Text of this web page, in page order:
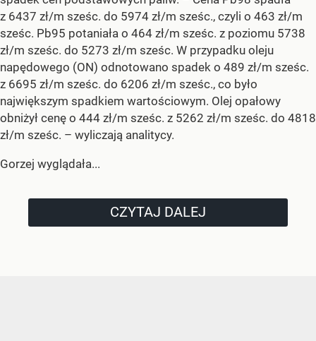
z 6437 zł/m sześc. do 5974 zł/m sześc., czyli o 463 zł/m
sześc. Pb95 potaniała o 464 zł/m sześc. z poziomu 5738
zł/m sześc. do 5273 zł/m sześc. W przypadku oleju
napędowego (ON) odnotowano spadek o 489 zł/m sześc.
z 6695 zł/m sześc. do 6206 zł/m sześc., co było
największym spadkiem wartościowym. Olej opałowy
obniżył cenę o 444 zł/m sześc. z 5262 zł/m sześc. do 4818
zł/m sześc. – wyliczają analitycy.
Gorzej wyglądała...
CZYTAJ DALEJ